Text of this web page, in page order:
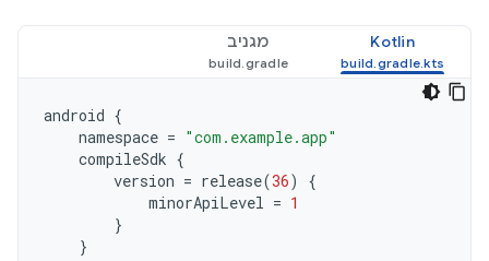
Kotlin מגניב
android {
namespace = "com.example.app"
compileSdk {
version = release(36)
{
minorApiLevel = 1
}
}